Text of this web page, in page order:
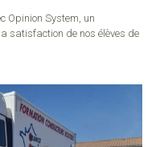
Opinion System, un
satisfaction de nos élèves de